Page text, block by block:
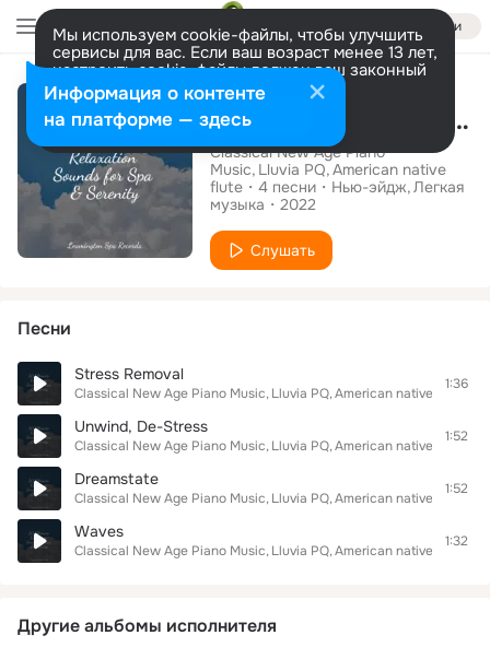
Войти
Мы используем cookie-файлы, чтобы улучшить
сервисы для вас. Если ваш возраст менее 13 лет,
настроить cookie-файлы должен ваш законный
представитель. Больше информации
Разрешить все Настроить 50 Ultimate Relaxation Sounds for Spa & Serenity
Classical New Age Piano
Music Lluvia PQ American native
flute
4 песни Нью-эйдж Легкая
музыка
2022
Слушать
Песни
Stress Removal
Classical New Age Piano Music Lluvia PQ American native flute
1:36
Unwind, De-Stress
Classical New Age Piano Music Lluvia PQ American native flute
1:52
Dreamstate
Classical New Age Piano Music Lluvia PQ American native flute
1:52
Waves
Classical New Age Piano Music Lluvia PQ American native flute
1:32
Другие альбомы исполнителя
Информация о контенте
на платформе — здесь